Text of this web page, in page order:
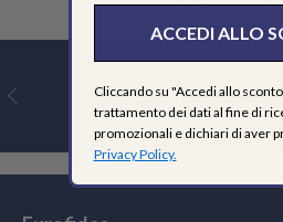
Indietro
Chat in
Lun/Ven
ACCEDI ALLO
Cliccando su "Accedi allo
trattamento dei dati al fine di
promozionali e dichiari di aver
Privacy Policy.